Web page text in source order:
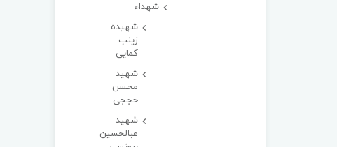
شهداء
شهیده
زینب
کمایی
شهید
محسن
حججی
شهید
عبالحسین